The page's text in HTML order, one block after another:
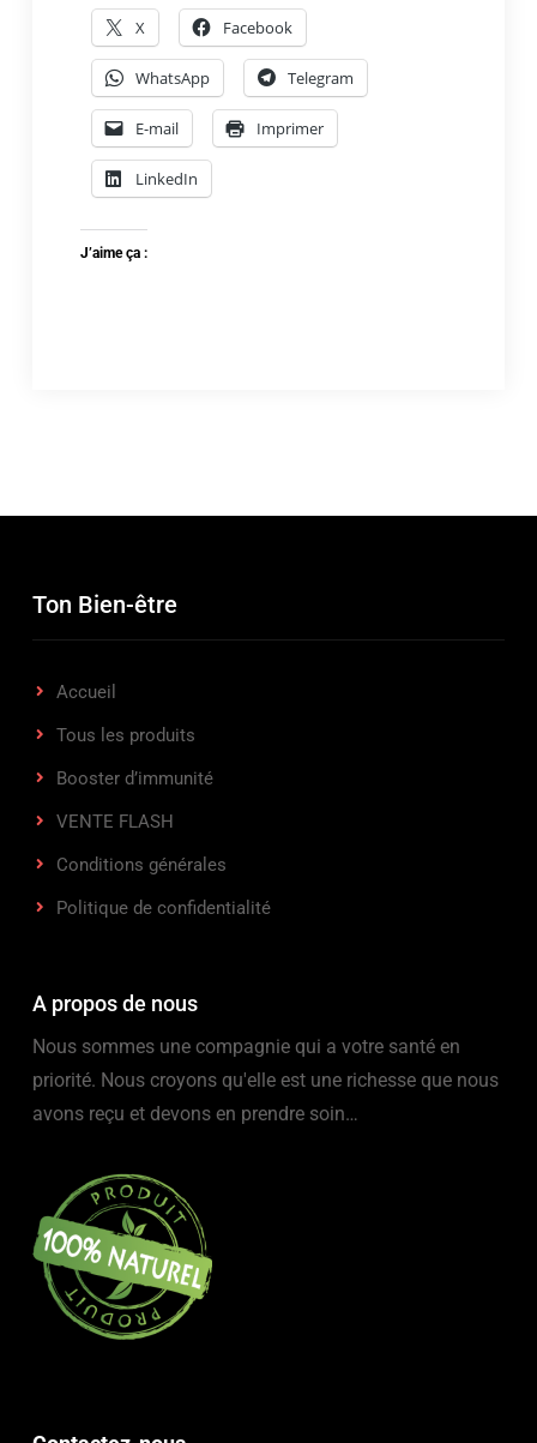
X Facebook
WhatsApp Telegram
E-mail Imprimer
LinkedIn
J’aime ça :
Ton Bien-être
Accueil
Tous les produits
Booster d’immunité
VENTE FLASH
Conditions générales
Politique de confidentialité
A propos de nous
Nous sommes une compagnie qui a votre santé en
priorité. Nous croyons qu'elle est une richesse que nous
avons reçu et devons en prendre soin…